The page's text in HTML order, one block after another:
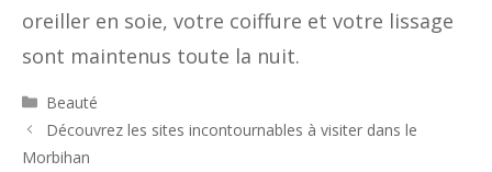
oreiller en soie, votre coiffure et votre lissage
sont maintenus toute la nuit.
Catégories
Beauté
Découvrez les sites incontournables à visiter dans le
Morbihan